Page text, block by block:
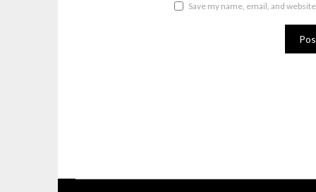
Save my name, email, and